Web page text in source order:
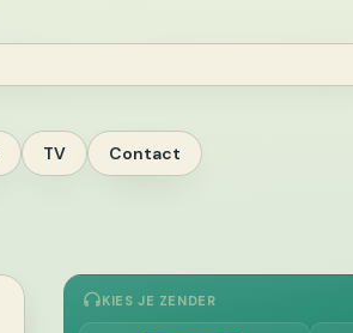
TV Contact
KIES JE ZENDER